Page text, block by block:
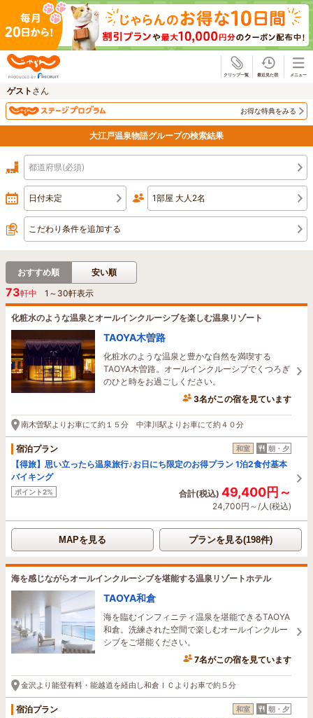
ゲスト さん
お得な特典をみる
大江戸温泉物語グループの検索結果
都道府県(必須)
日付未定 1部屋 大人2名
こだわり条件を追加する
おすすめ順 安い順
73軒中 1 ～ 30軒表示
化粧水のような温泉とオールインクルーシブを楽しむ温泉リゾート
TAOYA木曽路
化粧水のような温泉と豊かな自然を満喫する
TAOYA木曽路。オールインクルーシブでくつろぎ
のひと時をお過ごしください。
3名がこの宿を見ています
1時間前に予約されました
南木曽駅よりお車にて約１５分 中津川駅よりお車にて約４０分
宿泊プラン 和室 朝・夕
【得旅】思い立ったら温泉旅行♪お日にち限定のお得プラン 1泊2食付基本
バイキング
ポイント2% 合計(税込) 49,400円～
24,700円～/人(税込)
MAPを見る プランを見る(198件)
海を感じながらオールインクルーシブを堪能する温泉リゾートホテル
TAOYA和倉
海を臨むインフィニティ温泉を堪能できるTAOYA
和倉。洗練された空間で楽しむオールインクルー
シブをご堪能ください。
7名がこの宿を見ています
17分前に予約されました
金沢より能登有料・能越道を経由し和倉ＩＣよりお車で約５分
宿泊プラン 和室 朝・夕